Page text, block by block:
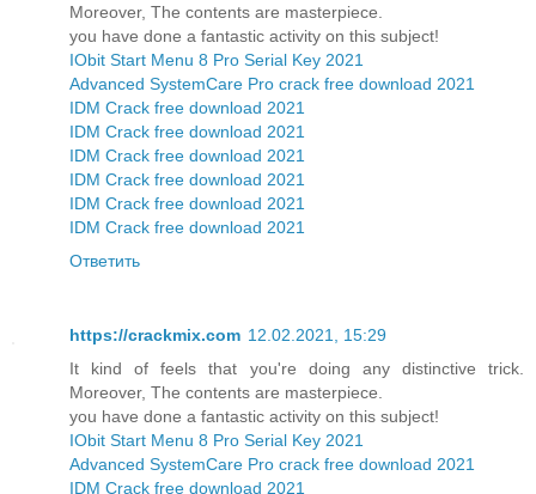
Moreover, The contents are masterpiece.
you have done a fantastic activity on this subject!
IObit Start Menu 8 Pro Serial Key 2021
Advanced SystemCare Pro crack free download 2021
IDM Crack free download 2021
IDM Crack free download 2021
IDM Crack free download 2021
IDM Crack free download 2021
IDM Crack free download 2021
IDM Crack free download 2021
Ответить
https://crackmix.com 12.02.2021, 15:29
It kind of feels that you're doing any distinctive trick.
Moreover, The contents are masterpiece.
you have done a fantastic activity on this subject!
IObit Start Menu 8 Pro Serial Key 2021
Advanced SystemCare Pro crack free download 2021
IDM Crack free download 2021